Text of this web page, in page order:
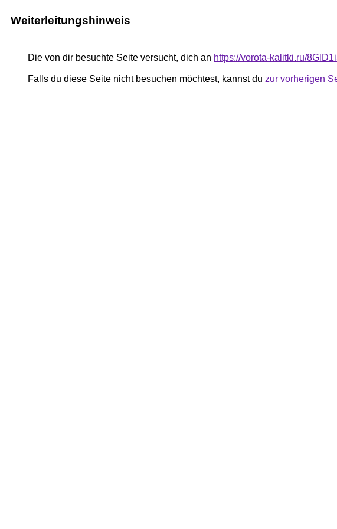
Weiterleitungshinweis
Die von dir besuchte Seite versucht, dich an https://vorota-kalitki.ru/
Falls du diese Seite nicht besuchen möchtest, kannst du zur vorherigen